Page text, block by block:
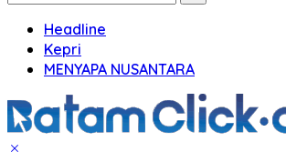
Headline
Kepri
MENYAPA NUSANTARA